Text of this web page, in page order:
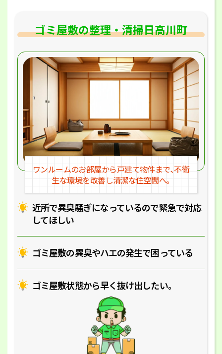
ゴミ屋敷の整理・清掃日高川町
近所で異臭騒ぎになっているので緊急で対応
してほしい
ゴミ屋敷の異臭やハエの発生で困っている
ゴミ屋敷状態から早く抜け出したい｡
ワンルームのお部屋から戸建て物件まで､不衛
生な環境を改善し清潔な住空間へ｡